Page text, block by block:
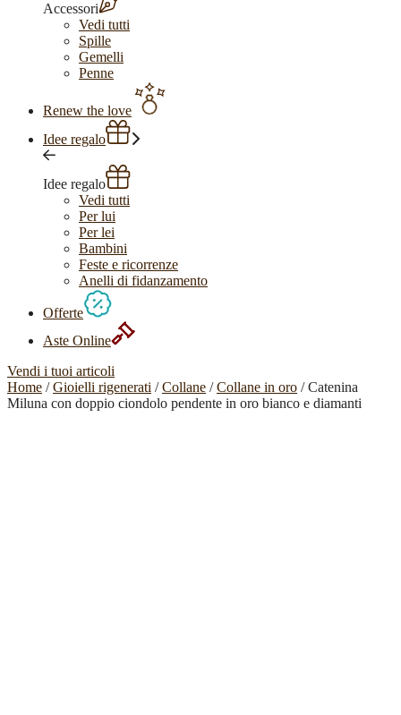
Accessori
Vedi tutti
Spille
Gemelli
Penne
Renew the love
Idee regalo
Idee regalo
Vedi tutti
Per lui
Per lei
Bambini
Feste e ricorrenze
Anelli di fidanzamento
Offerte
Aste Online
Vendi i tuoi articoli
Home /Gioielli rigenerati /Collane /Collane in oro / Catenina
Miluna con doppio ciondolo pendente in oro bianco e diamanti